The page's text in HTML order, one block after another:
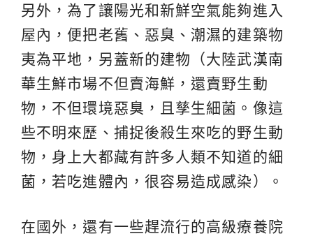
另外，為了讓陽光和新鮮空氣能夠進入
屋內，便把老舊、惡臭、潮濕的建築物
夷為平地，另蓋新的建物（大陸武漢南
華生鮮市場不但賣海鮮，還賣野生動
物，不但環境惡臭，且孳生細菌。像這
些不明來歷、捕捉後殺生來吃的野生動
物，身上大都藏有許多人類不知道的細
菌，若吃進體內，很容易造成感染）。
在國外，還有一些趕流行的高級療養院